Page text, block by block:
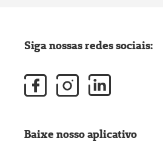
Siga nossas redes sociais:
Baixe nosso aplicativo